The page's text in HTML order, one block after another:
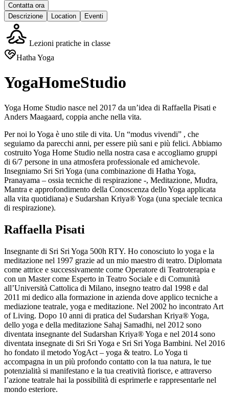
Contatta ora
Descrizione
Location Eventi
Lezioni pratiche in classe
Hatha Yoga
YogaHomeStudio
Yoga Home Studio nasce nel 2017 da un’idea di Raffaella Pisati e
Anders Maagaard, coppia anche nella vita.
Per noi lo Yoga è uno stile di vita. Un “modus vivendi” , che
seguiamo da parecchi anni, per essere più sani e più felici. Abbiamo
costruito Yoga Home Studio nella nostra casa e accogliamo gruppi
di 6/7 persone in una atmosfera professionale ed amichevole.
Insegniamo Sri Sri Yoga (una combinazione di Hatha Yoga,
Pranayama – ossia tecniche di respirazione -, Meditazione, Mudra,
Mantra e approfondimento della Conoscenza dello Yoga applicata
alla vita quotidiana) e Sudarshan Kriya® Yoga (una speciale tecnica
di respirazione).
Raffaella Pisati
Insegnante di Sri Sri Yoga 500h RTY. Ho conosciuto lo yoga e la
meditazione nel 1997 grazie ad un mio maestro di teatro. Diplomata
come attrice e successivamente come Operatore di Teatroterapia e
con un Master come Esperto in Teatro Sociale e di Comunità
all’Università Cattolica di Milano, insegno teatro dal 1998 e dal
2011 mi dedico alla formazione in azienda dove applico tecniche a
mediazione teatrale, yoga e meditazione. Nel 2002 ho incontrato Art
of Living. Dopo 10 anni di pratica del Sudarshan Kriya® Yoga,
dello yoga e della meditazione Sahaj Samadhi, nel 2012 sono
diventata insegnante del Sudarshan Kriya® Yoga e nel 2014 sono
diventata insegnate di Sri Sri Yoga e Sri Sri Yoga Bambini. Nel 2016
ho fondato il metodo YogAct – yoga & teatro. Lo Yoga ti
accompagna in un più profondo contatto con la tua natura, le tue
potenzialità si manifestano e la tua creatività fiorisce, e attraverso
l’azione teatrale hai la possibilità di esprimerle e rappresentarle nel
mondo esteriore.